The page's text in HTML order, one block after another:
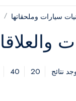
سيارات وملحقاتها
نتائج 20
40